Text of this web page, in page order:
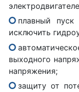
плавный пуск
исключить
выходного
напряжения;
защиту от